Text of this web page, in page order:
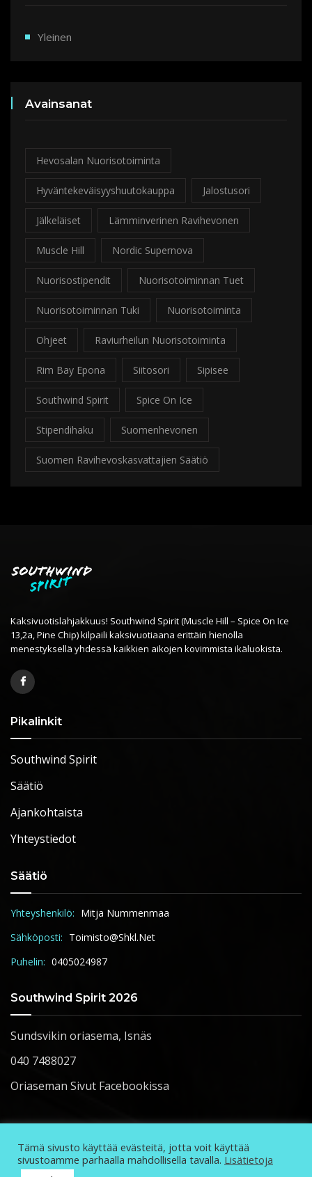
Yleinen
Avainsanat
Hevosalan Nuorisotoiminta
Hyväntekeväisyyshuutokauppa Jalostusori
Jälkeläiset Lämminverinen Ravihevonen
Muscle Hill Nordic Supernova
Nuorisostipendit Nuorisotoiminnan Tuet
Nuorisotoiminnan Tuki Nuorisotoiminta
Ohjeet Raviurheilun Nuorisotoiminta
Rim Bay Epona Siitosori Sipisee
Southwind Spirit Spice On Ice
Stipendihaku Suomenhevonen
Suomen Ravihevoskasvattajien Säätiö
Kaksivuotislahjakkuus! Southwind Spirit (Muscle Hill – Spice On Ice
13,2a, Pine Chip) kilpaili kaksivuotiaana erittäin hienolla
menestyksellä yhdessä kaikkien aikojen kovimmista ikäluokista.
Pikalinkit
Southwind Spirit
Säätiö
Ajankohtaista
Yhteystiedot
Säätiö
Yhteyshenkilö: Mitja Nummenmaa
Sähköposti: Toimisto@shkl.net
Puhelin: 0405024987
Southwind Spirit 2026
Sundsvikin oriasema, Isnäs
040 7488027
Oriaseman Sivut Facebookissa
@Copyright 2025 Suomen Ravihevoskasvattajien Säätiö |
Tämä sivusto käyttää evästeitä, jotta voit käyttää
sivustoamme parhaalla mahdollisella tavalla. Lisätietoja